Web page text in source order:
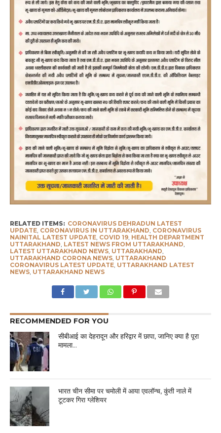
RELATED ITEMS: CORONAVIRUS DEHRADUN LATEST
UPDATE, CORONAVIRUS IN UTTARAKHAND CORONAVIRUS
NAINITAL LATEST UPDATE, COVID 19, HEALTH DEPARTMENT
UTTARAKHAND LATEST NEWS FROM UTTARAKHAND
LATEST UTTARAKHAND NEWS, UTTARAKHAND
UTTARAKHAND CORONA NEWS, UTTARAKHAND
CORONAVIRUS LATEST UPDATE, UTTARAKHAND LATEST
NEWS, UTTARAKHAND NEWS
RECOMMENDED FOR YOU
सीबीआई का देहरादून और हरिद्वार में छापा, जानिए क्या है पूरा
मामला…
भारत चीन सीमा पर चमोली में आया एवलॉन्च, कुंती नाले में
टूटकर गिरा ग्लेशियर